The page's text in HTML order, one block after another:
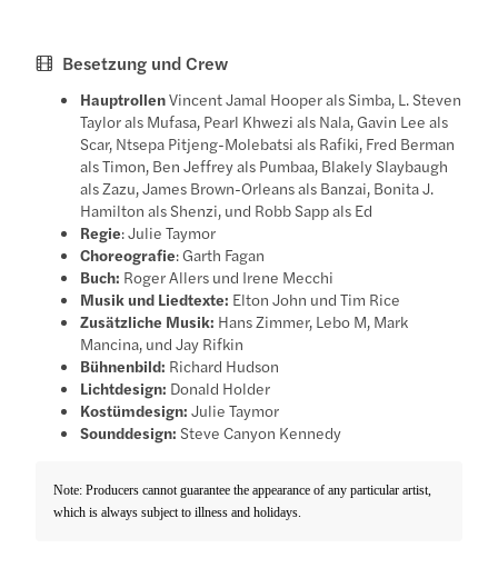
Besetzung und Crew
HauptrollenVincent Jamal Hooper als Simba, L. Steven
Taylor als Mufasa, Pearl Khwezi als Nala, Gavin Lee als
Scar, Ntsepa Pitjeng-Molebatsi als Rafiki, Fred Berman
als Timon, Ben Jeffrey als Pumbaa, Blakely Slaybaugh
als Zazu, James Brown-Orleans als Banzai, Bonita J.
Hamilton als Shenzi, und Robb Sapp als Ed
Regie: Julie Taymor
Choreografie: Garth Fagan
Buch: Roger Allers und Irene Mecchi
Musik und Liedtexte: Elton John und Tim Rice
Zusätzliche Musik: Hans Zimmer, Lebo M, Mark
Mancina, und Jay Rifkin
Bühnenbild: Richard Hudson
Lichtdesign: Donald Holder
Kostümdesign: Julie Taymor
Sounddesign: Steve Canyon Kennedy
Note: Producers cannot guarantee the appearance of any particular artist,
which is always subject to illness and holidays.